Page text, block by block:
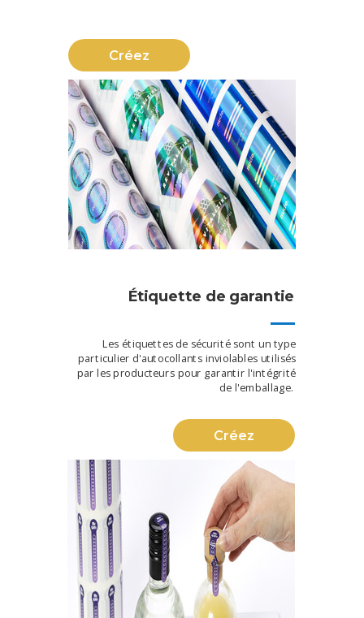
Les étiquettes de sécurité sont un type
particulier d'autocollants inviolables utilisés
par les producteurs pour garantir l'intégrité
de l'emballage.
Étiquette de garantie
Créez
Créez